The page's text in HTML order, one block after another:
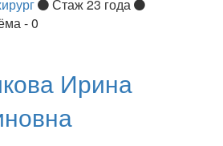
Стаж 23 года
- 0
Ирина